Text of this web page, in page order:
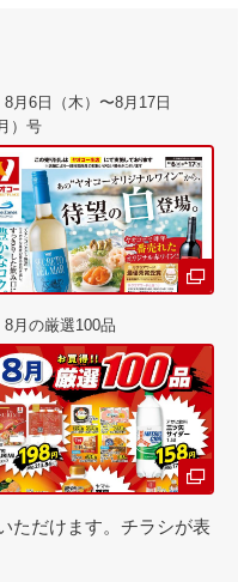
8月6日（木）〜8月17日
）号
8月の厳選100品
ただけます。チラシが表